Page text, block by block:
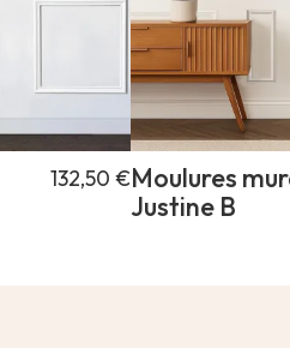
132,50 €Moulures
Justine B